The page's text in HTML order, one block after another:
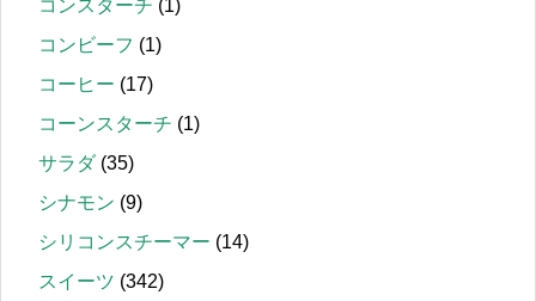
コンスターチ (1)
コンビーフ (1)
コーヒー (17)
コーンスターチ (1)
サラダ(35)
シナモン (9)
シリコンスチーマー (14)
スイーツ (342)